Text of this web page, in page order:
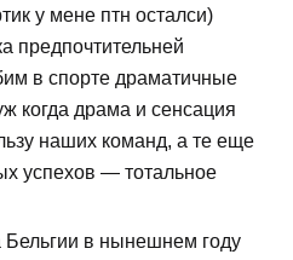
у мене птн осталси)
предпочтительней
в спорте драматичные
когда драма и сенсация
наших команд, а те еще
успехов — тотальное
Бельгии в нынешнем году